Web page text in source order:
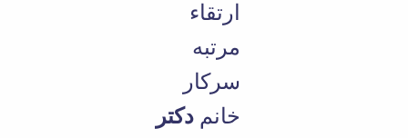
ارتقاء
مرتبه
سرکار
خانم دکتر